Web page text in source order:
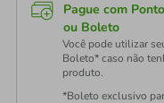
Pague com
ou Boleto
Você pode utilizar
Boleto* caso não
produto.
*Boleto exclusivo